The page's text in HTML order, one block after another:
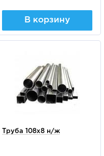
В корзину
Труба 108х8 н/ж